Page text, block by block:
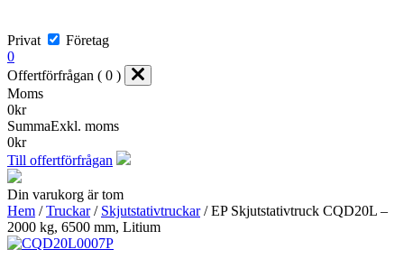
Privat
Företag
0
Offertförfrågan ( 0 )
Moms
0kr
SummaExkl. moms
0kr
Till offertförfrågan
Din varukorg är tom
Hem /Truckar/ Skjutstativtruckar/ EP Skjutstativtruck CQD20L –
2000 kg, 6500 mm, Litium